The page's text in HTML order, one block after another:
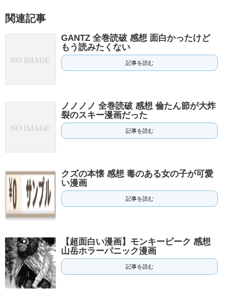
関連記事
GANTZ 全巻読破 感想 面白かったけど
もう読みたくない
記事を読む
ノノノノ 全巻読破 感想 倫たん節が大炸
裂のスキー漫画だった
記事を読む
クズの本懐 感想 毒のある女の子が可愛
い漫画
記事を読む
【超面白い漫画】モンキーピーク 感想
山岳ホラーパニック漫画
記事を読む